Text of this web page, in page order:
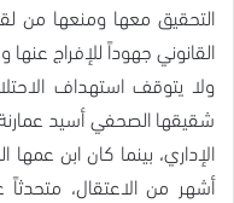
التحقيق معها ومنعها من
القانوني جهوداً للإفراج
ولا يتوقف استهداف
الإداري، بينما كان ابن
أشهر من الاعتقال،